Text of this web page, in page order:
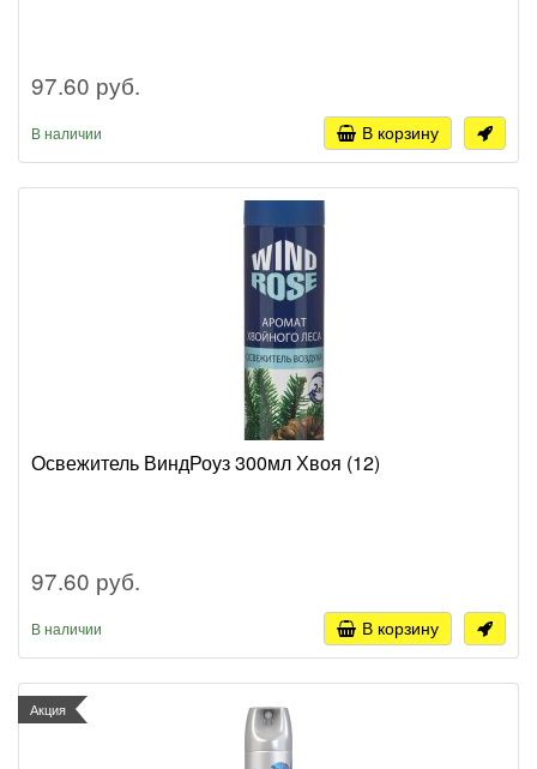
97.60 руб.
В наличии В корзину
Освежитель ВиндРоуз 300мл Хвоя (12)
97.60 руб.
В наличии В корзину
Акция